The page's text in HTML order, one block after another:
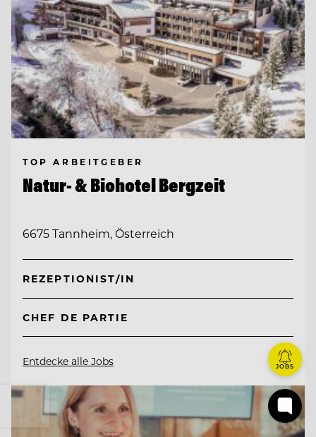
TOP ARBEITGEBER
Natur- & Biohotel Bergzeit
6675 Tannheim, Österreich
REZEPTIONIST/IN
CHEF DE PARTIE
Entdecke alle Jobs JOBS